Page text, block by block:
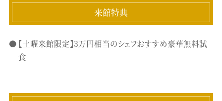
来館特典
【土曜来館限定】3万円相当のシェフおすすめ豪華無料試
食